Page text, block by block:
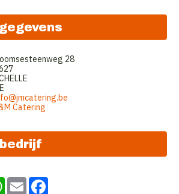
28
Catering
WhatsApp
Email